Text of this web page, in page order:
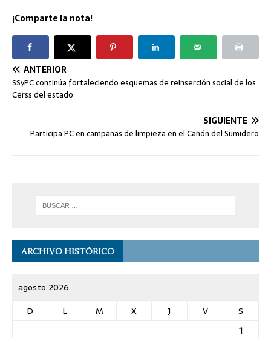
¡Comparte la nota!
ANTERIOR
SSyPC continúa fortaleciendo esquemas de reinserción social de los
Cerss del estado
SIGUIENTE
Participa PC en campañas de limpieza en el Cañón del Sumidero
ARCHIVO HISTÓRICO
agosto 2026
D
L M X J V
S
1